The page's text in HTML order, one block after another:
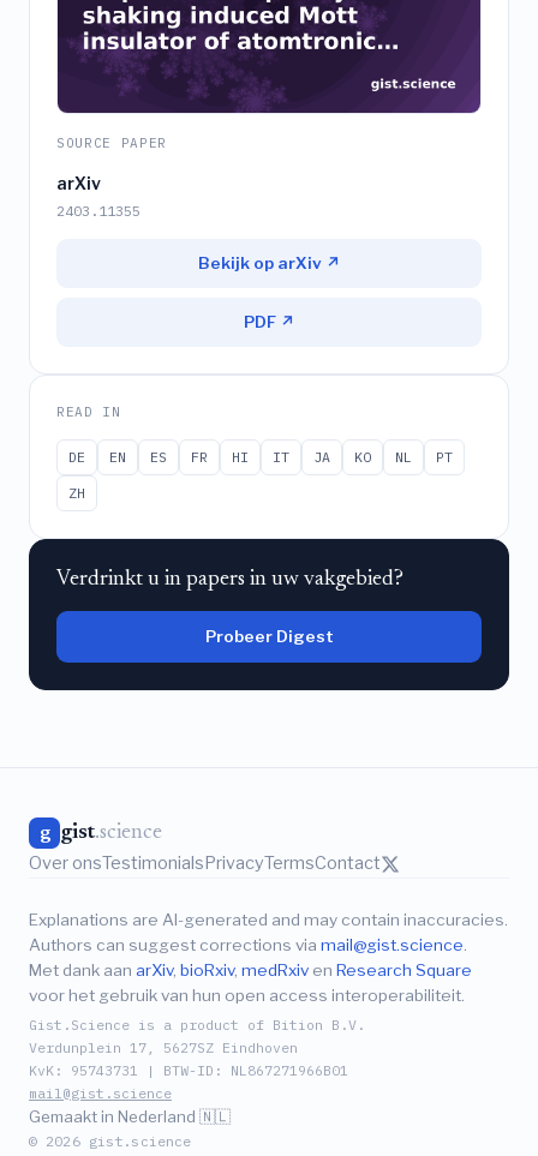
SOURCE PAPER
arXiv
2403.11355
Bekijk op arXiv ↗
PDF ↗
READ IN
DE EN ES FR HI IT JA KO NL
PT
ZH
Verdrinkt u in papers in uw vakgebied?
Probeer Digest
g gist.science
Over onsTestimonialsPrivacyTermsContact
Explanations are AI-generated and may contain inaccuracies.
Authors can suggest corrections via mail@gist.science
Met dank aan arXiv, bioRxiv, medRxiv en Research Square
voor het gebruik van hun open access interoperabiliteit.
Gist.Science is a product of Bition B.V.
Verdunplein 17, 5627SZ Eindhoven
KvK: 95743731 | BTW-ID: NL867271966B01
mail@gist.science
Gemaakt in Nederland 🇳🇱
© 2026 gist.science